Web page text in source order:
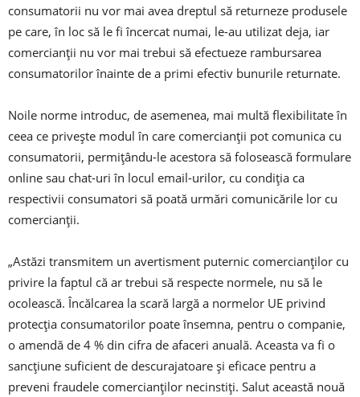
consumatorii nu vor mai avea dreptul să returneze produsele
pe care, în loc să le fi încercat numai, le-au utilizat deja, iar
comercianții nu vor mai trebui să efectueze rambursarea
consumatorilor înainte de a primi efectiv bunurile returnate.
Noile norme introduc, de asemenea, mai multă flexibilitate în
ceea ce privește modul în care comercianții pot comunica cu
consumatorii, permițându-le acestora să folosească formulare
online sau chat-uri în locul email-urilor, cu condiția ca
respectivii consumatori să poată urmări comunicările lor cu
comercianții.
„Astăzi transmitem un avertisment puternic comercianților cu
privire la faptul că ar trebui să respecte normele, nu să le
ocolească. Încălcarea la scară largă a normelor UE privind
protecția consumatorilor poate însemna, pentru o companie,
o amendă de 4 % din cifra de afaceri anuală. Aceasta va fi o
sancțiune suficient de descurajatoare și eficace pentru a
preveni fraudele comercianților necinstiți. Salut această nouă